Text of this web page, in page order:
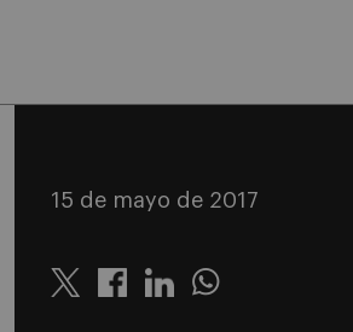
15 de mayo de 2017
Twitter LinkedinWhatsapp